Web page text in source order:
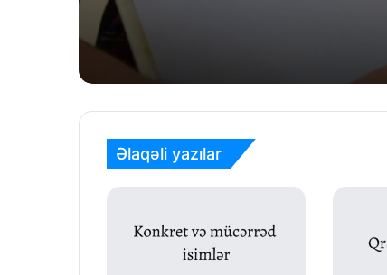
Əlaqəli yazılar